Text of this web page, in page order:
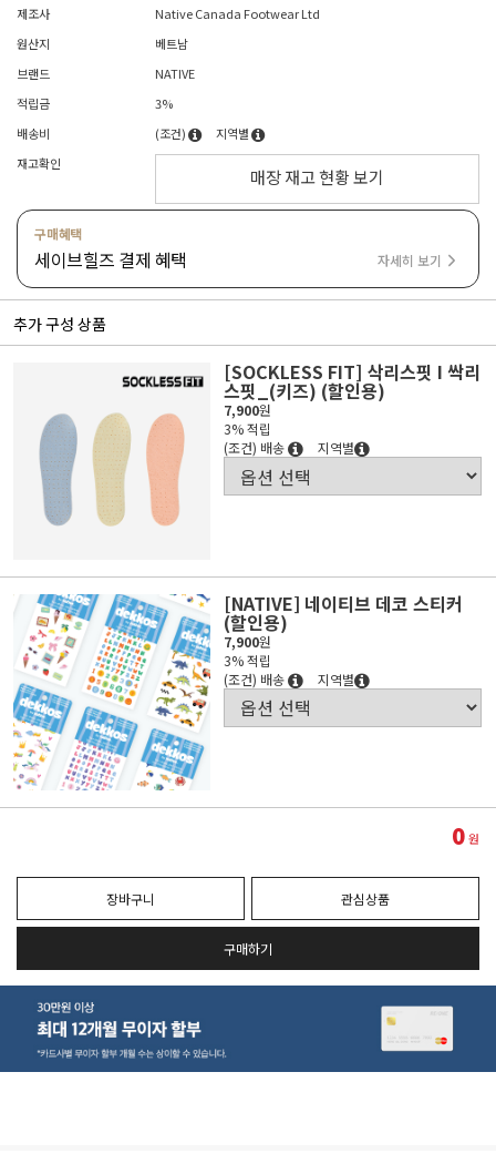
제조사
Native Canada Footwear Ltd
원산지
베트남
브랜드
NATIVE
적립금
3%
배송비
(조건)
지역별
재고확인
매장 재고 현황 보기
구매혜택
세이브힐즈 결제 혜택 자세히 보기
추가 구성 상품
[SOCKLESS FIT] 삭리스핏 I 싹리
스핏_(키즈) (할인용)
7,900원
3% 적립
(조건) 배송
지역별
[NATIVE] 네이티브 데코 스티커
(할인용)
7,900원
3% 적립
(조건) 배송
지역별
0원
장바구니 관심상품
구매하기